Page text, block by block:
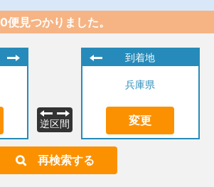
0便見つかりました。
逆区間
到着地
兵庫県
変更
再検索する